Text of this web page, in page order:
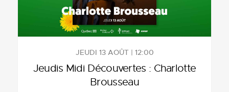
JEUDI 13 AOÛT | 12:00
Jeudis Midi Découvertes : Charlotte
Brousseau